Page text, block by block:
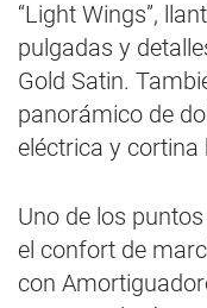
“Light Wings”,
pulgadas y
Gold Satin.
panorámico de
eléctrica y cortina
Uno de los
el confort de
con